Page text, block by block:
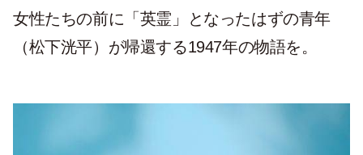
女性たちの前に「英霊」となったはずの青年
（松下洸平）が帰還する1947年の物語を。